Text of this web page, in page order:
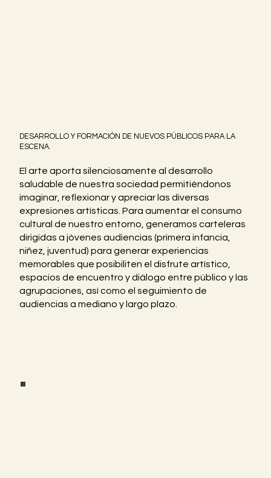
DESARROLLO Y FORMACIÓN DE NUEVOS PÚBLICOS PARA LA
ESCENA.
El arte aporta silenciosamente al desarrollo
saludable de nuestra sociedad permitiéndonos
imaginar, reflexionar y apreciar las diversas
expresiones artísticas. Para aumentar el consumo
cultural de nuestro entorno, generamos carteleras
dirigidas a jóvenes audiencias (primera infancia,
niñez, juventud) para generar experiencias
memorables que posibiliten el disfrute artístico,
espacios de encuentro y diálogo entre público y las
agrupaciones, así como el seguimiento de
audiencias a mediano y largo plazo.